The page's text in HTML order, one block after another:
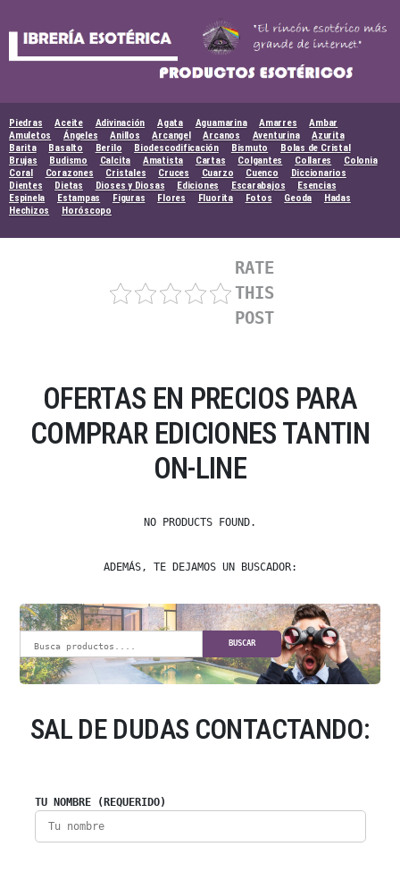
Piedras Aceite Adivinación Agata Aguamarina Amarres
Ambar
Amuletos
Ángeles Anillos Arcangel Arcanos Aventurina
Azurita
Barita
Basalto Berilo Biodescodificación Bismuto
Bolas de Cristal
Brujas
Budismo Calcita Amatista Cartas Colgantes Collares
Colonia
Coral
Corazones Cristales Cruces Cuarzo Cuenco
Diccionarios
Dientes
Dietas Dioses y Diosas Ediciones Escarabajos
Esencias
Espinela
Estampas Figuras Flores Fluorita Fotos Geoda
Hadas
Hechizos
Horóscopo
RATE
THIS
POST
OFERTAS EN PRECIOS PARA
COMPRAR EDICIONES TANTIN
ON-LINE
NO PRODUCTS FOUND.
ADEMÁS, TE DEJAMOS UN BUSCADOR:
BUSCAR
SAL DE DUDAS CONTACTANDO:
TU NOMBRE (REQUERIDO)